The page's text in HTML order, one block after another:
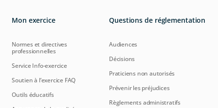
Mon exercice
Normes et directives
professionnelles
Service Info-exercice
Soutien à l’exercice FAQ
Outils éducatifs
Questions de réglementation
Audiences
Décisions
Praticiens non autorisés
Prévenir les préjudices
Règlements administratifs